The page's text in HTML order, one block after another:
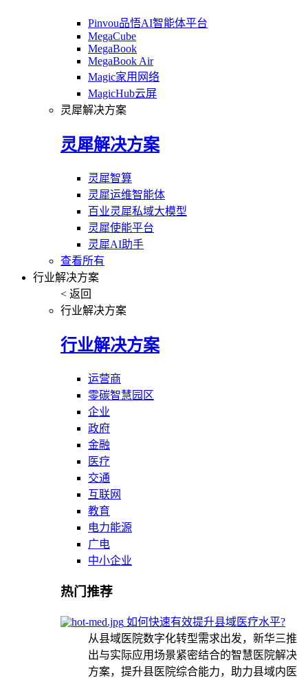
Pinvou品悟AI智能体平台
MegaCube
MegaBook
MegaBook Air
Magic家用网络
MagicHub云屏
灵犀解决方案
灵犀解决方案
灵犀智算
灵犀运维智能体
百业灵犀私域大模型
灵犀使能平台
灵犀AI助手
查看所有
行业解决方案
< 返回
行业解决方案
行业解决方案
运营商
零碳智慧园区
企业
政府
金融
医疗
交通
互联网
教育
电力能源
广电
中小企业
热门推荐
如何快速有效提升县域医疗水平?
从县域医院数字化转型需求出发，新华三推
出与实际应用场景紧密结合的智慧医院解决
方案，提升县医院综合能力，助力县域内医